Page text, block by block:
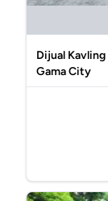
Dijual
Gama City